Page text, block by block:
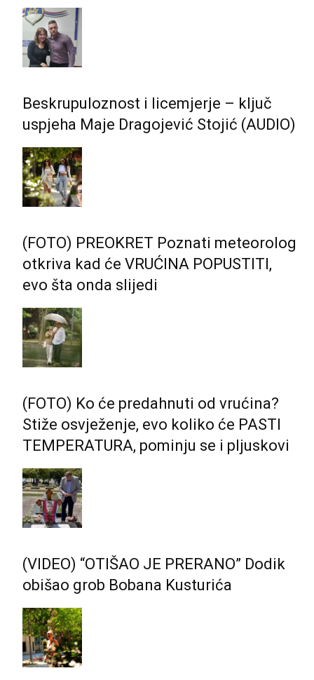
Beskrupuloznost i licemjerje – ključ
uspjeha Maje Dragojević Stojić (AUDIO)
(FOTO) PREOKRET Poznati meteorolog
otkriva kad će VRUĆINA POPUSTITI,
evo šta onda slijedi
(FOTO) Ko će predahnuti od vrućina?
Stiže osvježenje, evo koliko će PASTI
TEMPERATURA, pominju se i pljuskovi
(VIDEO) “OTIŠAO JE PRERANO” Dodik
obišao grob Bobana Kusturića